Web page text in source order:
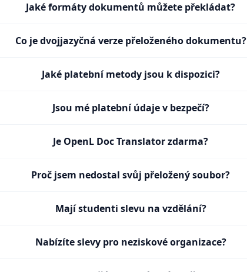
Jaké formáty dokumentů můžete překládat?
Co je dvojjazyčná verze přeloženého dokumentu?
Jaké platební metody jsou k dispozici?
Jsou mé platební údaje v bezpečí?
Je OpenL Doc Translator zdarma?
Proč jsem nedostal svůj přeložený soubor?
Mají studenti slevu na vzdělání?
Nabízíte slevy pro neziskové organizace?